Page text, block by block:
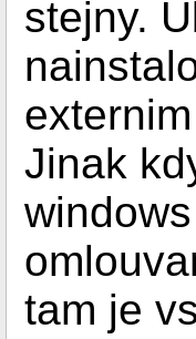
stejny.
Jinak
tam je